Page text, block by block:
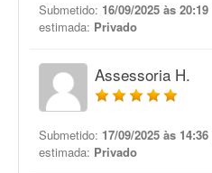
Submetido: 16/09/2025 às 20:19
estimada: Privado
Assessoria H.
Submetido: 17/09/2025 às 14:36
estimada: Privado